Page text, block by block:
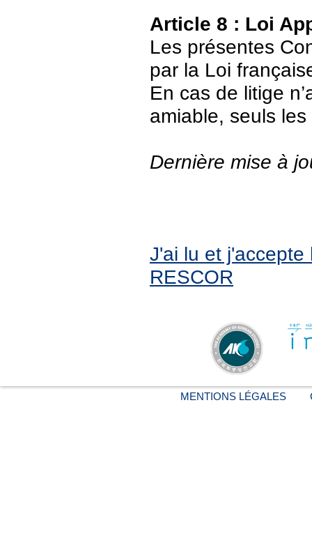
Article 8 : Loi
Les présentes
par la Loi
En cas de litige
amiable, seuls
Dernière mise à
J'ai lu et
RESCOR
MENTIONS LÉGALES